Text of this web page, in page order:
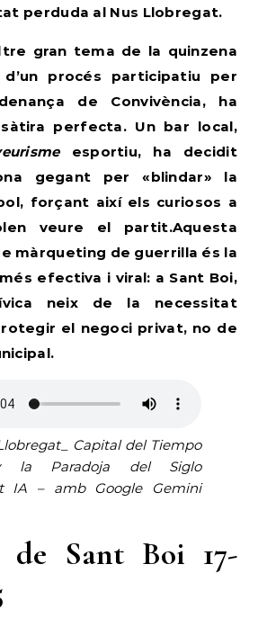
perduda al Nus Llobregat.
gran tema de la quinzena
d’un procés participatiu per
de Convivència, ha
perfecta. Un bar local,
esportiu, ha decidit
gegant per «blindar» la
forçant així els curiosos a
veure el partit.Aquesta
màrqueting de guerrilla és la
efectiva i viral: a Sant Boi,
neix de la necessitat
el negoci privat, no de
Capital del Tiempo
la Paradoja del Siglo
IA – amb Google Gemini
de Sant Boi 17-